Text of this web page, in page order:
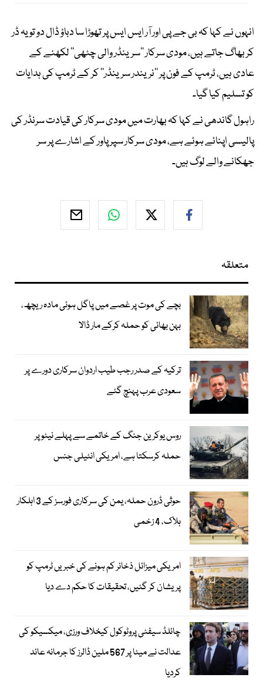
انہوں نے کہا کہ بی جے پی اور آر ایس ایس پر تھوڑا سا دباؤ ڈال دو تو یہ ڈر
کر بھاگ جاتے ہیں، مودی سرکار ’’سرینڈر والی چٹھی‘‘ لکھنے کے
عادی ہیں، ٹرمپ کے فون پر ’’نریندر سرینڈر‘‘ کر کے ٹرمپ کی ہدایات
کو تسلیم کیا گیا۔
راہول گاندھی نے کہا کہ بھارت میں مودی سرکار کی قیادت سرنڈر کی
پالیسی اپنائے ہوئے ہے، مودی سرکار سپر پاور کے اشارے پر سر
جھکانے والے لوگ ہیں۔
متعلقہ
بچے کی موت پر غصے میں پاگل ہوئی مادہ ریچھ،
بہن بھائی کو حملہ کرکے مار ڈالا
ترکیہ کے صدر رجب طیب اردوان سرکاری دورے پر
سعودی عرب پہنچ گئے
روس یوکرین جنگ کے خاتمے سے پہلے نیٹو پر
حملہ کرسکتا ہے، امریکی انٹیلی جنس
حوثی ڈرون حملہ، یمن کی سرکاری فورسز کے 3 اہلکار
ہلاک، 4 زخمی
امریکی میزائل ذخائر کم ہونے کی خبریں ٹرمپ کو
پریشان کر گئیں، تحقیقات کا حکم دے دیا
چائلڈ سیفٹی پروٹوکول کیخلاف ورزی، میکسیکو کی
عدالت نے میٹا پر 567 ملین ڈالرز کا جرمانہ عائد
کردیا